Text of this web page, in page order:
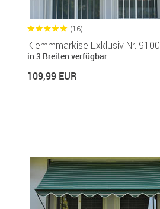
(16)
Klemmmarkise Exklusiv Nr. 9100
in 3 Breiten verfügbar
109,99 EUR